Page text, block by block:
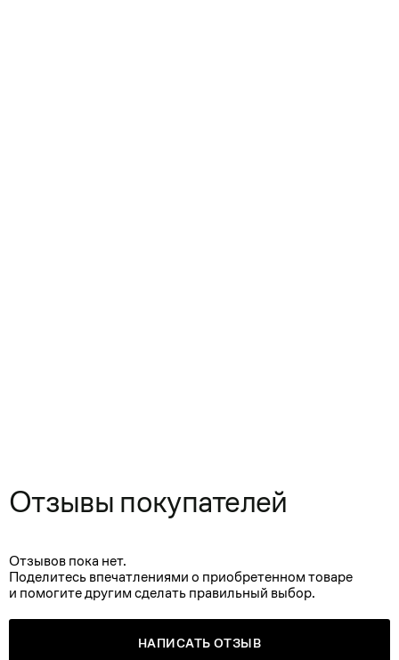
Отзывы покупателей
Отзывов пока нет.
Поделитесь впечатлениями о приобретенном товаре
и помогите другим сделать правильный выбор.
НАПИСАТЬ ОТЗЫВ